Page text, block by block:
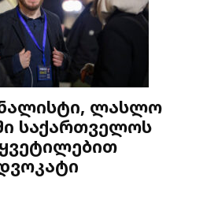
ლასლო
საქართველოს